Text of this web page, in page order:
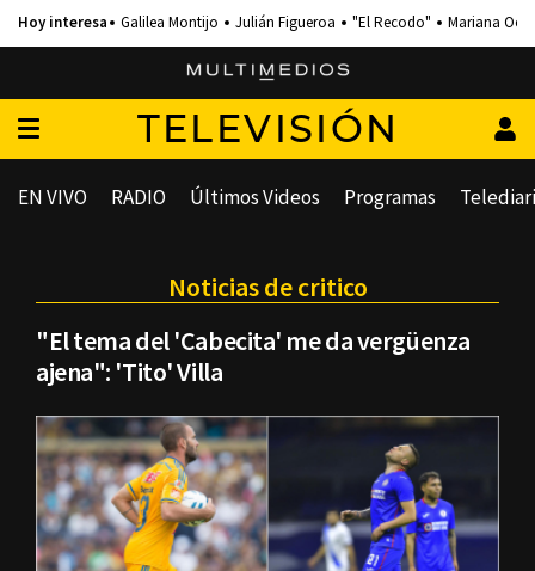
Galilea Montijo Julián Figueroa "El Recodo" Mariana
TELEVISIÓN
EN VIVO RADIO Últimos Videos Programas
Noticias de critico
"El tema del 'Cabecita' me da vergüenza
ajena": 'Tito' Villa